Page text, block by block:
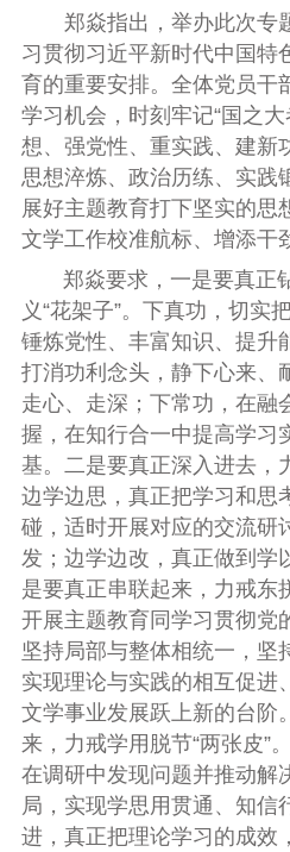
郑焱指出，举办此次专
习贯彻习近平新时代中国特
育的重要安排。全体党员干
学习机会，时刻牢记“国之大
想、强党性、重实践、建新
思想淬炼、政治历练、实践
展好主题教育打下坚实的思
文学工作校准航标、增添干
郑焱要求，一是要真正
义“花架子”。下真功，切实
锤炼党性、丰富知识、提升
打消功利念头，静下心来、
走心、走深；下常功，在融
握，在知行合一中提高学习
基。二是要真正深入进去，
边学边思，真正把学习和思
碰，适时开展对应的交流研
发；边学边改，真正做到学
是要真正串联起来，力戒东
开展主题教育同学习贯彻党
坚持局部与整体相统一，坚
实现理论与实践的相互促进
文学事业发展跃上新的台阶
来，力戒学用脱节“两张皮”
在调研中发现问题并推动解
局，实现学思用贯通、知信
进，真正把理论学习的成效